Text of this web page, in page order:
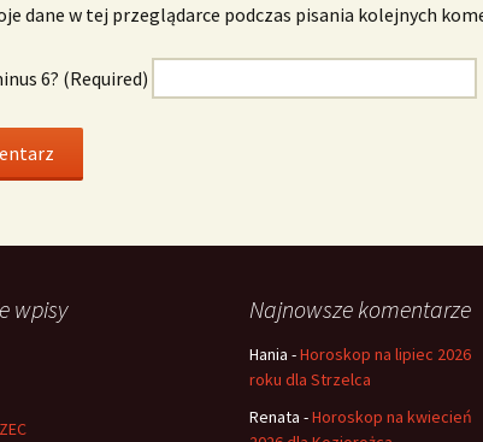
dane w tej przeglądarce podczas pisania kolejnych
6? (Required)
wpisy Najnowsze komentarze
Hania -Horoskop na lipiec 2026
roku dla Strzelca
Renata -Horoskop na kwiecień